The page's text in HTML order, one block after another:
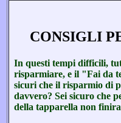
CONSIGLI
In questi tempi difficili,
risparmiare, e il "Fai da
sicuri che il risparmio di
davvero? Sei sicuro che
della tapparella non